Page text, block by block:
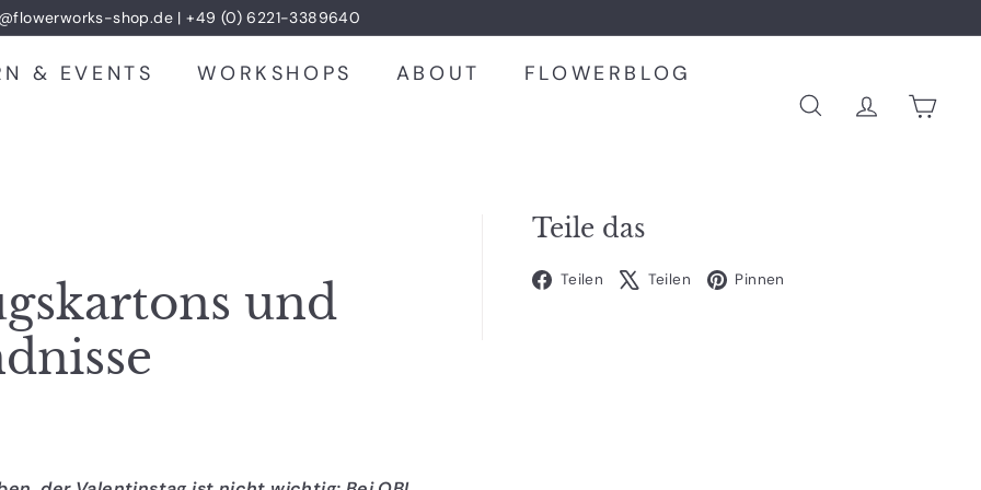
shop.de | +49 (0) 6221-3389640
& EVENTS WORKSHOPS ABOUT FLOWERBLOG
SUCHE
und
Teile das
Teilen Facebook
Teilen X Pinnen